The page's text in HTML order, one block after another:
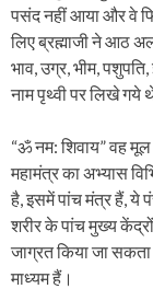
पसंद नहीं आया और वे
लिए ब्रह्माजी ने आठ
भाव, उग्र, भीम,
नाम पृथ्वी पर लिखे गये
“ॐ नम: शिवाय” वह
महामंत्र का अभ्यास
है, इसमें पांच मंत्र हैं, ये
शरीर के पांच मुख्य
जाग्रत किया जा
माध्यम हैं।